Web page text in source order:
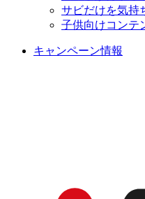
サビだけを気持
子供向けコンテ
キャンペーン情報